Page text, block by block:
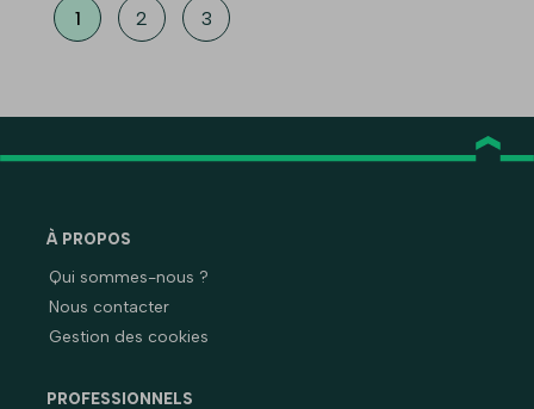
1 2 3
À PROPOS
Qui sommes-nous ?
Nous contacter
Gestion des cookies
PROFESSIONNELS